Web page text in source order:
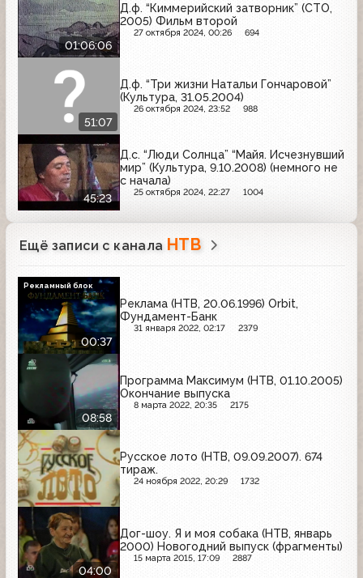
01:06:06
Д.ф. “Киммерийский затворник” (СТО,
2005) Фильм второй
27 октября 2024, 00:26 694
51:07
Д.ф. “Три жизни Натальи Гончаровой”
(Культура, 31.05.2004)
26 октября 2024, 23:52 988
45:23
Д.с. “Люди Солнца” “Майя. Исчезнувший
мир” (Культура, 9.10.2008) (немного не
с начала)
25 октября 2024, 22:27 1004
Ещё записи с канала НТВ
00:37
Реклама (НТВ, 20.06.1996) Orbit,
Фундамент-Банк
31 января 2022, 02:17 2379
Рекламный блок
08:58
Программа Максимум (НТВ, 01.10.2005)
Окончание выпуска
8 марта 2022, 20:35 2175
Русское лото (НТВ, 09.09.2007). 674
тираж.
24 ноября 2022, 20:29 1732
04:00
Дог-шоу. Я и моя собака (НТВ, январь
2000) Новогодний выпуск (фрагменты)
15 марта 2015, 17:09 2887